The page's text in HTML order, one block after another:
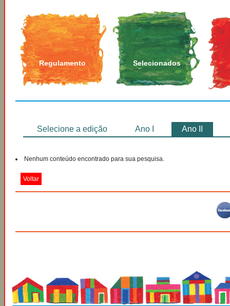
Regulamento Selecionados
Selecione a edição Ano I Ano II
Nenhum conteúdo encontrado para sua pesquisa.
Voltar